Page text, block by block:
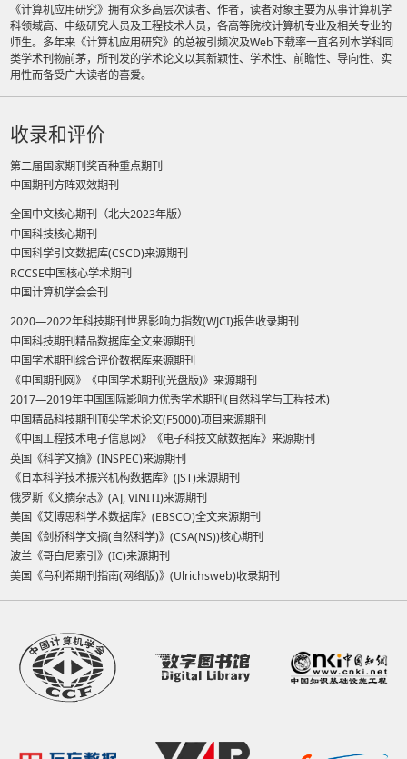
《计算机应用研究》拥有众多高层次读者、作者，读者对象主要为从事计算机学
科领域高、中级研究人员及工程技术人员，各高等院校计算机专业及相关专业的
师生。多年来《计算机应用研究》的总被引频次及Web下载率一直名列本学科同
类学术刊物前茅，所刊发的学术论文以其新颖性、学术性、前瞻性、导向性、实
用性而备受广大读者的喜爱。
收录和评价
第二届国家期刊奖百种重点期刊
中国期刊方阵双效期刊
全国中文核心期刊（北大2023年版）
中国科技核心期刊
中国科学引文数据库(CSCD)来源期刊
RCCSE中国核心学术期刊
中国计算机学会会刊
2020—2022年科技期刊世界影响力指数(WJCI)报告收录期刊
中国科技期刊精品数据库全文来源期刊
中国学术期刊综合评价数据库来源期刊
《中国期刊网》《中国学术期刊(光盘版)》来源期刊
2017—2019年中国国际影响力优秀学术期刊(自然科学与工程技术)
中国精品科技期刊顶尖学术论文(F5000)项目来源期刊
《中国工程技术电子信息网》《电子科技文献数据库》来源期刊
英国《科学文摘》(INSPEC)来源期刊
《日本科学技术振兴机构数据库》(JST)来源期刊
俄罗斯《文摘杂志》(AJ, VINITI)来源期刊
美国《艾博思科学术数据库》(EBSCO)全文来源期刊
美国《剑桥科学文摘(自然科学)》(CSA(NS))核心期刊
波兰《哥白尼索引》(IC)来源期刊
美国《乌利希期刊指南(网络版)》(Ulrichsweb)收录期刊